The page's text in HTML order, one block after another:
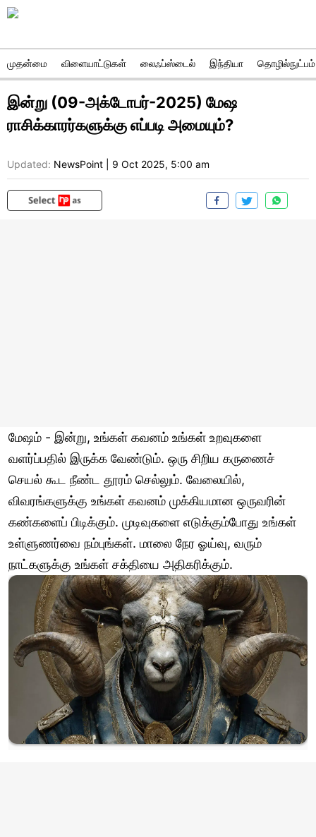
முதன்மை விளையாட்டுகள் லைஃப்ஸ்டைல் இந்தியா தொழில்நுட்பம்
இன்று (09-அக்டோபர்-2025) மேஷ
ராசிக்காரர்களுக்கு எப்படி அமையும்?
Updated: NewsPoint 9 Oct 2025, 5:00 am
மேஷம் - இன்று, உங்கள் கவனம் உங்கள் உறவுகளை
வளர்ப்பதில் இருக்க வேண்டும். ஒரு சிறிய கருணைச்
செயல் கூட நீண்ட தூரம் செல்லும். வேலையில்,
விவரங்களுக்கு உங்கள் கவனம் முக்கியமான ஒருவரின்
கண்களைப் பிடிக்கும். முடிவுகளை எடுக்கும்போது உங்கள்
உள்ளுணர்வை நம்புங்கள். மாலை நேர ஓய்வு, வரும்
நாட்களுக்கு உங்கள் சக்தியை அதிகரிக்கும்.